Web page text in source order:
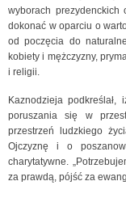
wyborach
dokonać w oparciu o
od poczęcia do
kobiety i mężczyzny,
i religii.
Kaznodzieja
poruszania się w
przestrzeń ludzkiego
Ojczyznę i o
charytatywne.
za prawdą, pójść za